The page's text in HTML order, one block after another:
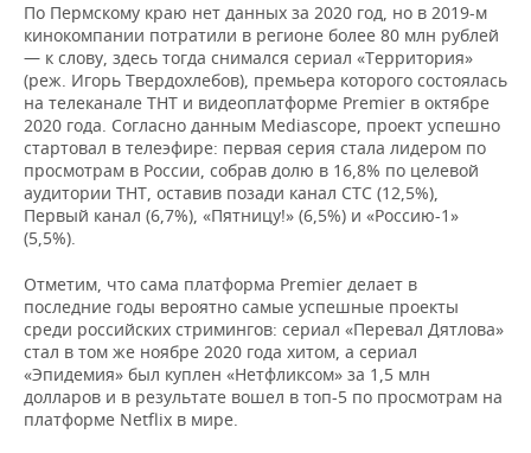
По Пермскому краю нет данных за 2020 год, но в 2019-м
кинокомпании потратили в регионе более 80 млн рублей
— к слову, здесь тогда снимался сериал «Территория»
(реж. Игорь Твердохлебов), премьера которого состоялась
на телеканале ТНТ и видеоплатформе Premier в октябре
2020 года. Согласно данным Mediascope, проект успешно
стартовал в телеэфире: первая серия стала лидером по
просмотрам в России, собрав долю в 16,8% по целевой
аудитории ТНТ, оставив позади канал СТС (12,5%),
Первый канал (6,7%), «Пятницу!» (6,5%) и «Россию-1»
(5,5%).
Отметим, что сама платформа Premier делает в
последние годы вероятно самые успешные проекты
среди российских стримингов: сериал «Перевал Дятлова»
стал в том же ноябре 2020 года хитом, а сериал
«Эпидемия» был куплен «Нетфликсом» за 1,5 млн
долларов и в результате вошел в топ-5 по просмотрам на
платформе Netflix в мире.